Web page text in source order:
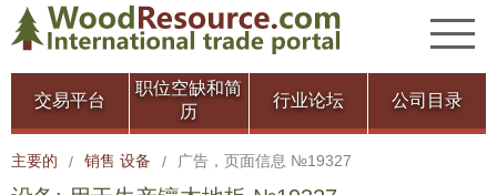
交易平台
职位空缺和简
历
行业论坛 公司目录
主要的 / 销售 设备 / 广告，页面信息 №19327